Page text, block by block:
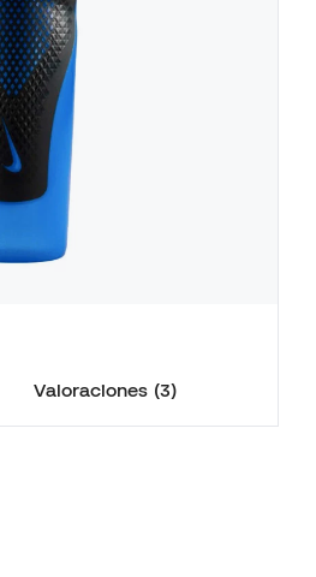
Valoraciones (3)